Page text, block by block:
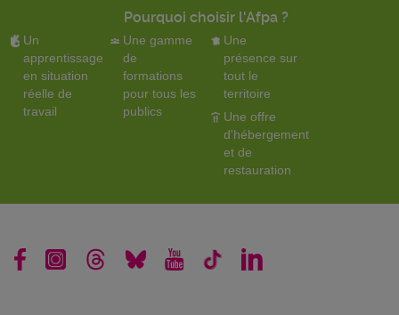
Pourquoi choisir l'Afpa ?
Un
apprentissage
en situation
réelle de
travail
Une gamme
de
formations
pour tous les
publics
Une
présence sur
tout le
territoire
Une offre
d'hébergement
et de
restauration